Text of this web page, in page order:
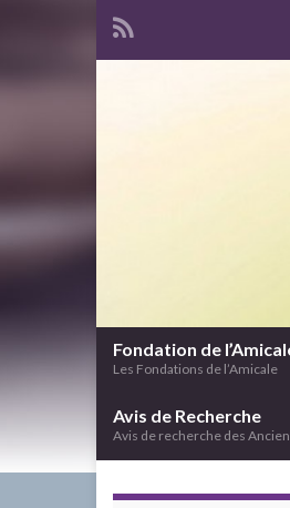
Fondation de
Les Fondations de l’Amicale
Avis de Recherche
Avis de recherche des